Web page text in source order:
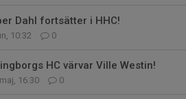
Dahl fortsätter i HHC!
10:32 0
HC värvar Ville Westin!
16:30 0